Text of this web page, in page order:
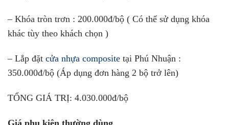
– Khóa tròn trơn : 200.000đ/bộ ( Có thể sử dụng khóa
khác tùy theo khách chọn )
– Lắp đặt cửa nhựa composite tại Phú Nhuận :
350.000đ/bộ (Áp dụng đơn hàng 2 bộ trở lên)
TỔNG GIÁ TRỊ: 4.030.000đ/bộ
Giá phụ kiện thường dùng